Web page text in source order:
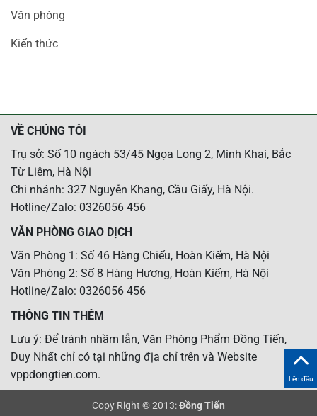
Văn phòng
Kiến thức
VỀ CHÚNG TÔI
Trụ sở: Số 10 ngách 53/45 Ngọa Long 2, Minh Khai, Bắc
Từ Liêm, Hà Nội
Chi nhánh: 327 Nguyễn Khang, Cầu Giấy, Hà Nội.
Hotline/Zalo: 0326056 456
VĂN PHÒNG GIAO DỊCH
Văn Phòng 1: Số 46 Hàng Chiếu, Hoàn Kiếm, Hà Nội
Văn Phòng 2: Số 8 Hàng Hương, Hoàn Kiếm, Hà Nội
Hotline/Zalo: 0326056 456
THÔNG TIN THÊM
Lưu ý: Để tránh nhầm lẫn, Văn Phòng Phẩm Đồng Tiến,
Duy Nhất chỉ có tại những địa chỉ trên và Website
vppdongtien.com.
Copy Right © 2013:Đồng Tiến
Lên đầu